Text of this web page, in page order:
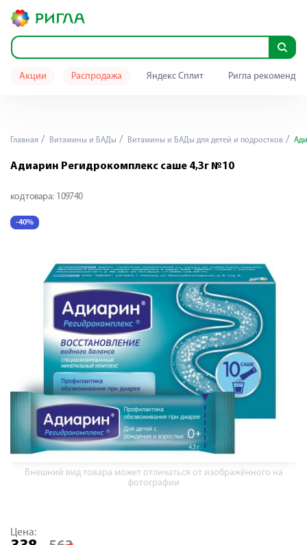
Акции Распродажа Яндекс Сплит Ригла
Главная Витамины и БАДы Витамины и БАДы для детей и подростков
Адиарин Регидрокомплекс саше 4,3г №10
код товара: 109740
-40%
Внешний вид товара может отличаться от изображённого на
фотографии
Цена: